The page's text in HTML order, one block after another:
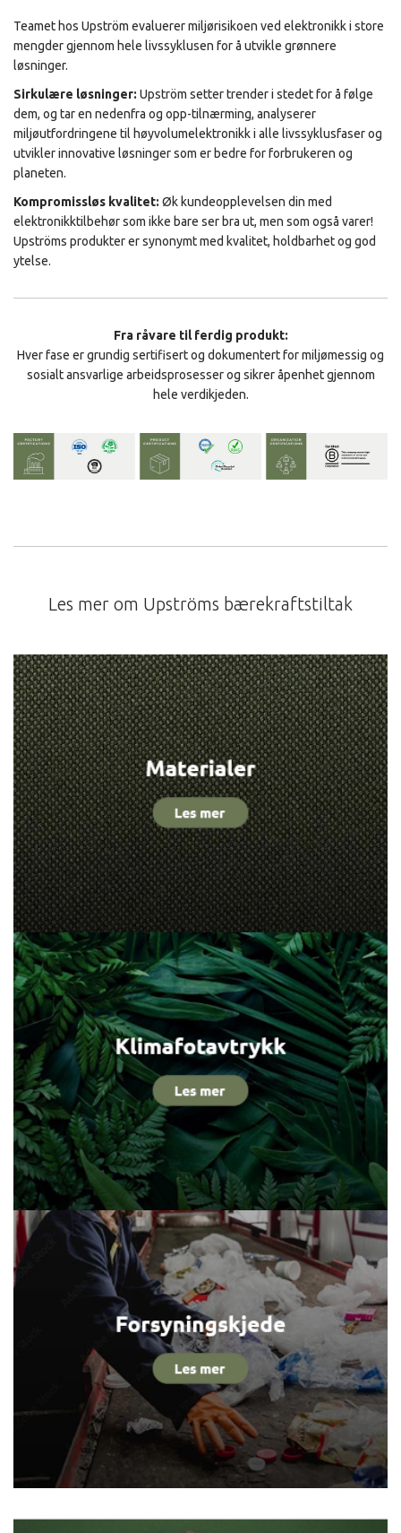
Teamet hos Upström evaluerer miljørisikoen ved elektronikk i store
mengder gjennom hele livssyklusen for å utvikle grønnere
løsninger.
Sirkulære løsninger: Upström setter trender i stedet for å følge
dem, og tar en nedenfra og opp-tilnærming, analyserer
miljøutfordringene til høyvolumelektronikk i alle livssyklusfaser og
utvikler innovative løsninger som er bedre for forbrukeren og
planeten.
Kompromissløs kvalitet: Øk kundeopplevelsen din med
elektronikktilbehør som ikke bare ser bra ut, men som også varer!
Upströms produkter er synonymt med kvalitet, holdbarhet og god
ytelse.
Fra råvare til ferdig produkt:
Hver fase er grundig sertifisert og dokumentert for miljømessig og
sosialt ansvarlige arbeidsprosesser og sikrer åpenhet gjennom
hele verdikjeden.
Les mer om Upströms bærekraftstiltak